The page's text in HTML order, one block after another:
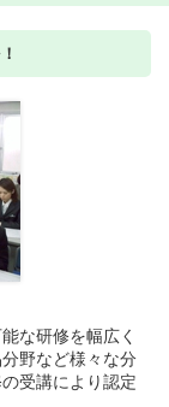
な研修を幅広く
野など様々な分
受講により認定